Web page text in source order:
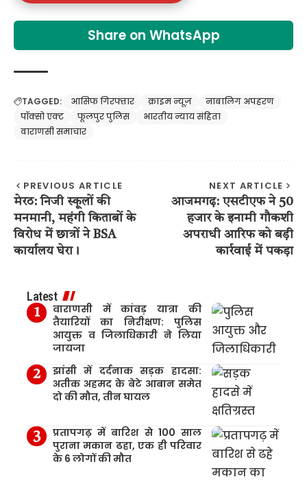
Share on WhatsApp
TAGGED: आसिफ गिरफ्तार क्राइम न्यूज़
नाबालिग अपहरण
पॉक्सो एक्ट
फूलपुर पुलिस
भारतीय न्याय संहिता
वाराणसी समाचार
PREVIOUS ARTICLE
मेरठ: निजी स्कूलों की
मनमानी, महंगी किताबों के
विरोध में छात्रों ने BSA
कार्यालय घेरा।
NEXT ARTICLE
आजमगढ़: एसटीएफ ने 50
हजार के इनामी गौकशी
अपराधी आरिफ को बड़ी
कार्रवाई में पकड़ा
Latest
वाराणसी में कांवड़ यात्रा की
तैयारियों का निरीक्षण: पुलिस
आयुक्त व जिलाधिकारी ने लिया
जायजा
झांसी में दर्दनाक सड़क हादसा:
अतीक अहमद के बेटे आबान समेत
दो की मौत, तीन घायल
प्रतापगढ़ में बारिश से 100 साल
पुराना मकान ढहा, एक ही परिवार
के 6 लोगों की मौत